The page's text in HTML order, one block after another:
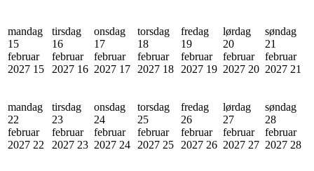
mandag
15
februar
2027 15
tirsdag
16
februar
2027 16
onsdag
17
februar
2027 17
torsdag
18
februar
2027 18
fredag
19
februar
2027 19
lørdag
20
februar
2027 20
søndag
21
februar
2027 21
mandag
22
februar
2027 22
tirsdag
23
februar
2027 23
onsdag
24
februar
2027 24
torsdag
25
februar
2027 25
fredag
26
februar
2027 26
lørdag
27
februar
2027 27
søndag
28
februar
2027 28